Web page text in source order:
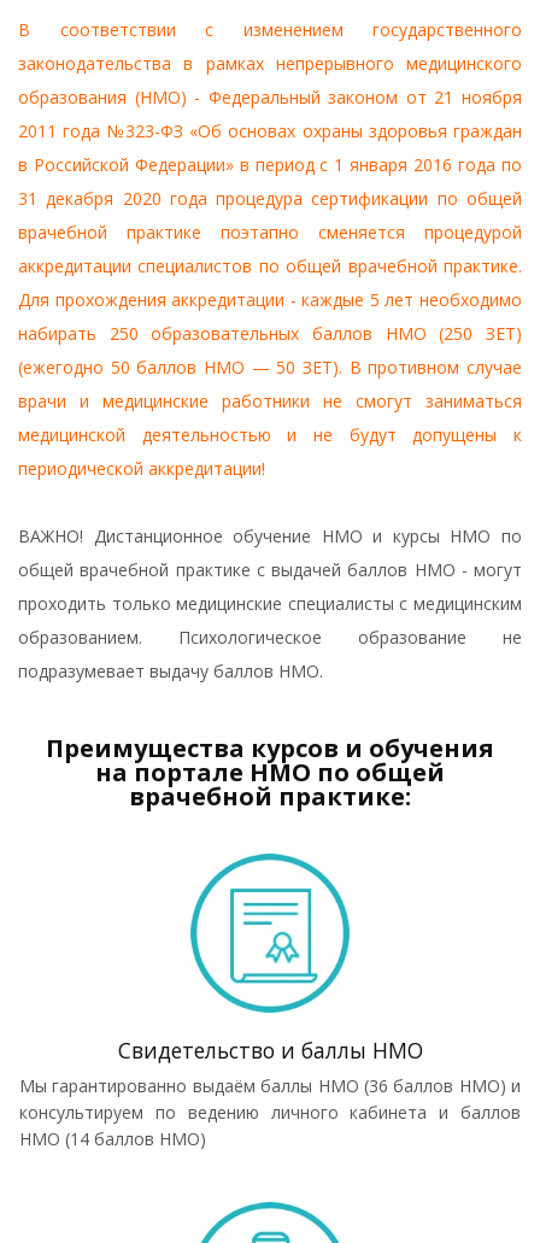
В соответствии с изменением государственного
законодательства в рамках непрерывного медицинского
образования (НМО) - Федеральный законом от 21 ноября
2011 года №323-ФЗ «Об основах охраны здоровья граждан
в Российской Федерации» в период с 1 января 2016 года по
31 декабря 2020 года процедура сертификации по общей
врачебной практике поэтапно сменяется процедурой
аккредитации специалистов по общей врачебной практике.
Для прохождения аккредитации - каждые 5 лет необходимо
набирать 250 образовательных баллов НМО (250 ЗЕТ)
(ежегодно 50 баллов НМО — 50 ЗЕТ). В противном случае
врачи и медицинские работники не смогут заниматься
медицинской деятельностью и не будут допущены к
периодической аккредитации!
ВАЖНО! Дистанционное обучение НМО и курсы НМО по
общей врачебной практике с выдачей баллов НМО - могут
проходить только медицинские специалисты с медицинским
образованием. Психологическое образование не
подразумевает выдачу баллов НМО.
Преимущества курсов и обучения
на портале НМО по общей
врачебной практике:
Свидетельство и баллы НМО
Мы гарантированно выдаём баллы НМО (36 баллов НМО) и
консультируем по ведению личного кабинета и баллов
НМО (14 баллов НМО)